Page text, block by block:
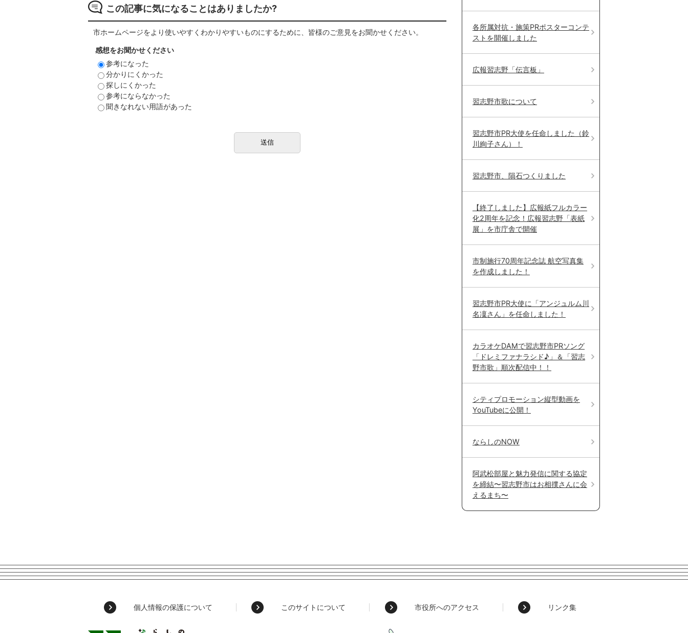
この記事に気になることはありましたか?
市ホームページをより使いやすくわかりやすいものにするために、皆様のご意見をお聞かせください。
感想をお聞かせください
参考になった
分かりにくかった
探しにくかった
参考にならなかった
聞きなれない用語があった
各所属対抗・施策PRポスターコンテ
ストを開催しました
広報習志野「伝言板」
習志野市歌について
習志野市PR大使を任命しました（鈴
川絢子さん）！
習志野市、隕石つくりました
【終了しました】広報紙フルカラー
化2周年を記念！広報習志野「表紙
展」を市庁舎で開催
市制施行70周年記念誌 航空写真集
を作成しました！
習志野市PR大使に「アンジュルム川
名凜さん」を任命しました！
カラオケDAMで習志野市PRソング
「ドレミファナラシド♪」＆「習志
野市歌」順次配信中！！
シティプロモーション縦型動画を
YouTubeに公開！
ならしのNOW
阿武松部屋と魅力発信に関する協定
を締結〜習志野市はお相撲さんに会
えるまち〜
個人情報の保護について このサイトについて 市役所へのアクセス リンク集